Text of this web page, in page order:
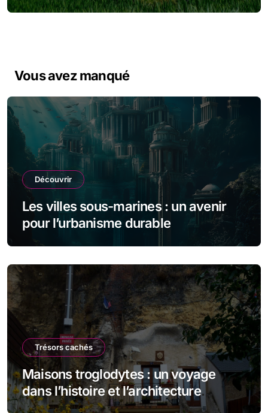
Vous avez manqué
Découvrir
Les villes sous-marines : un avenir
pour l’urbanisme durable
Trésors cachés
Maisons troglodytes : un voyage
dans l’histoire et l’architecture
souterraine